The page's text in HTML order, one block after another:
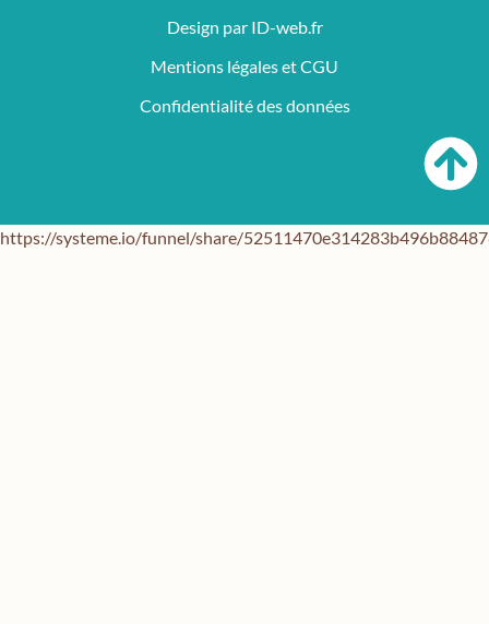
Design par ID-web.fr
Mentions légales et CGU
Confidentialité des données
https://systeme.io/funnel/share/